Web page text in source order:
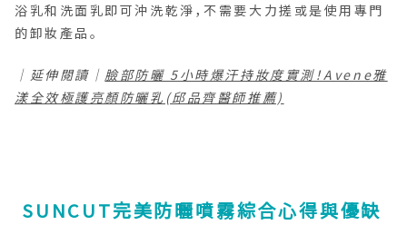
浴乳和洗面乳即可沖洗乾淨，不需要大力搓或是使用專門
的卸妝產品。
｜延伸閱讀｜ 臉部防曬 5小時爆汗持妝度實測！Avene雅
漾全效極護亮顏防曬乳(邱品齊醫師推薦)
SUNCUT完美防曬噴霧綜合心得與優缺